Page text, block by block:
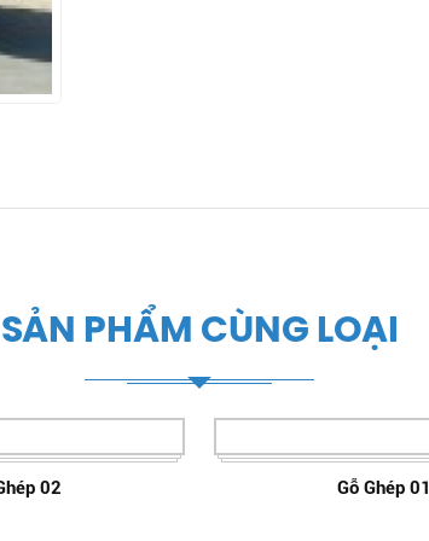
SẢN PHẨM CÙNG LOẠI
02 Gỗ Ghép 01